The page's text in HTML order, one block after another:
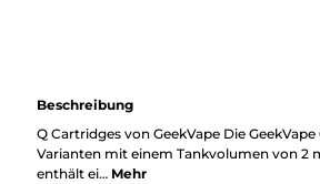
Beschreibung
Q Cartridges von GeekVape Die
Varianten mit einem Tankvolumen von 2
enthält ei… Mehr